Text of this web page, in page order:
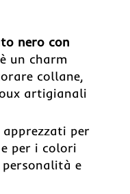
nero con
un charm
collane,
artigianali
per
per i colori
e